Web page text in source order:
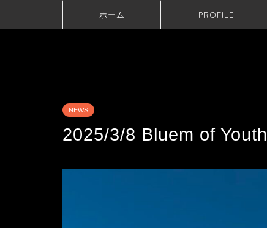
ホーム PROFILE
NEWS
2025/3/8 Bluem of